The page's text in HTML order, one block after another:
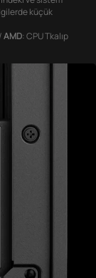
küçük
AMD: CPU Tkalıp